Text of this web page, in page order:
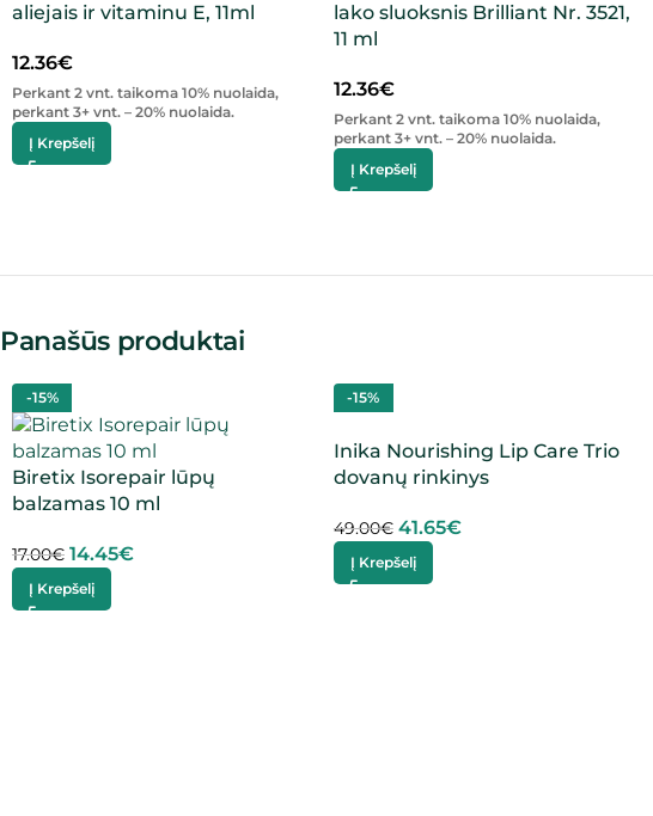
aliejais ir vitaminu E, 11ml
12.36€
Perkant 2 vnt. taikoma 10% nuolaida,
perkant 3+ vnt. – 20% nuolaida.
Į Krepšelį
lako sluoksnis Brilliant Nr. 3521,
11 ml
12.36€
Perkant 2 vnt. taikoma 10% nuolaida,
perkant 3+ vnt. – 20% nuolaida.
Į Krepšelį
Panašūs produktai
-15%
Biretix Isorepair lūpų
balzamas 10 ml
17.00€ 14.45€
Į Krepšelį
-15%
Inika Nourishing Lip Care Trio
dovanų rinkinys
49.00€ 41.65€
Į Krepšelį